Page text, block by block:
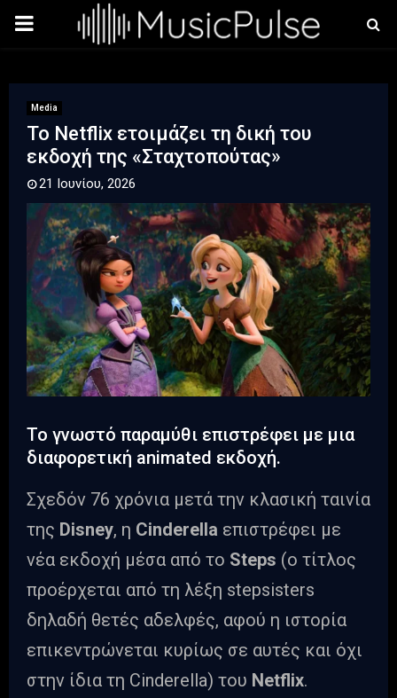
PRIMARY
Media
Το Netflix ετοιμάζει τη δική του
εκδοχή της «Σταχτοπούτας»
21 Ιουνίου, 2026
Το γνωστό παραμύθι επιστρέφει με μια
διαφορετική animated εκδοχή.
Σχεδόν 76 χρόνια μετά την κλασική ταινία
της Disney, η Cinderella επιστρέφει με
νέα εκδοχή μέσα από το Steps (ο τίτλος
προέρχεται από τη λέξη stepsisters
δηλαδή θετές αδελφές, αφού η ιστορία
επικεντρώνεται κυρίως σε αυτές και όχι
στην ίδια τη Cinderella) του Netflix.